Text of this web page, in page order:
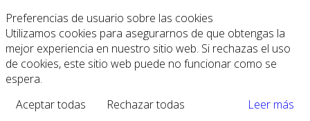
Preferencias de usuario sobre las cookies
Utilizamos cookies para asegurarnos de que obtengas la
mejor experiencia en nuestro sitio web. Si rechazas el uso
de cookies, este sitio web puede no funcionar como se
espera.
Aceptar todas
Rechazar todas
Leer más